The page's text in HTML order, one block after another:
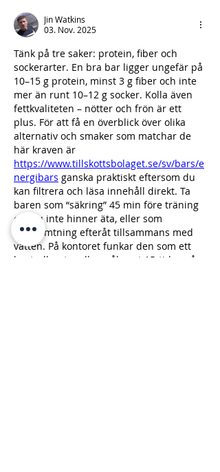
Jin Watkins
03. Nov. 2025
Tänk på tre saker: protein, fiber och
sockerarter. En bra bar ligger ungefär på
10–15 g protein, minst 3 g fiber och inte
mer än runt 10–12 g socker. Kolla även
fettkvaliteten – nötter och frön är ett
plus. För att få en överblick över olika
alternativ och smaker som matchar de
https://www.tillskottsbolaget.se/sv/bars/e
nergibars ganska praktiskt eftersom du
kan filtrera och läsa innehåll direkt. Ta
baren som “säkring” 45 min före träning
om du inte hinner äta, eller som
återhämtning efteråt tillsammans med
vatten. På kontoret funkar den som ett
kontrollerat mellanmål runt 15-tiden så